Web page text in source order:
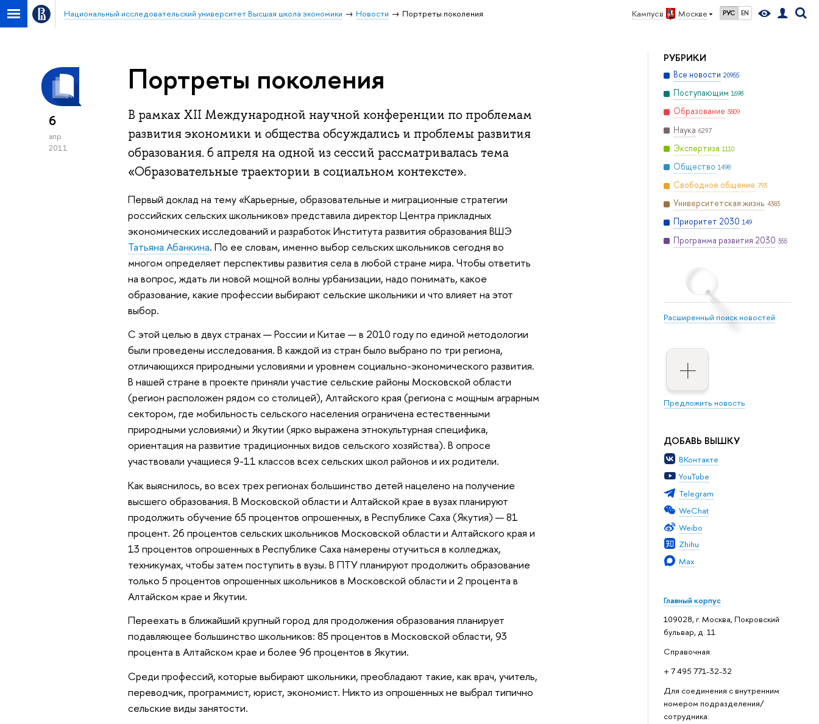
Кампус в Москве РУС EN
Национальный исследовательский университет Высшая школа экономики Новости Портреты поколения
РУБРИКИ
Все новости 20955
Поступающим 1698
Образование 3809
Наука 6297
Экспертиза 1110
Общество 1498
Свободное общение 793
Университетская жизнь 4383
Приоритет 2030 149
Программа развития 2030 355
Расширенный поиск новостей
Предложить новость
ДОБАВЬ ВЫШКУ
ВКонтакте
YouTube
Telegram
WeChat
Weibo
Zhihu
Max
Главный корпус
109028, г. Москва, Покровский
бульвар, д. 11
Справочная:
+ 7 495 771-32-32
Для соединения с внутренним
номером подразделения/
сотрудника:
6
апр
2011
Портреты поколения
В рамках XII Международной научной конференции по проблемам
развития экономики и общества обсуждались и проблемы развития
образования. 6 апреля на одной из сессий рассматривалась тема
«Образовательные траектории в социальном контексте».
Первый доклад на тему «Карьерные, образовательные и миграционные стратегии
российских сельских школьников» представила директор Центра прикладных
экономических исследований и разработок Института развития образования ВШЭ
Татьяна Абанкина. По ее словам, именно выбор сельских школьников сегодня во
многом определяет перспективы развития села в любой стране мира. Чтобы ответить
на вопрос, ждать ли новой мощной волны урбанизации, надо понимать, какое
образование, какие профессии выбирают сельские школьники и что влияет на этот
выбор.
С этой целью в двух странах — России и Китае — в 2010 году по единой методологии
были проведены исследования. В каждой из стран было выбрано по три региона,
отличающихся природными условиями и уровнем социально-экономического развития.
В нашей стране в проекте приняли участие сельские районы Московской области
(регион расположен рядом со столицей), Алтайского края (региона с мощным аграрным
сектором, где мобильность сельского населения ограничена естественными
природными условиями) и Якутии (ярко выражена этнокультурная специфика,
ориентация на развитие традиционных видов сельского хозяйства). В опросе
участвовали учащиеся 9-11 классов всех сельских школ районов и их родители.
Как выяснилось, во всех трех регионах большинство детей нацелено на получение
высшего образования. В Московской области и Алтайской крае в вузах планируют
продолжить обучение 65 процентов опрошенных, в Республике Саха (Якутия) — 81
процент. 26 процентов сельских школьников Московской области и Алтайского края и
13 процентов опрошенных в Республике Саха намерены отучиться в колледжах,
техникумах, чтобы затем поступить в вузы. В ПТУ планируют продолжить образование
только 5 процентов опрошенных школьников в Московской области и 2 процента в
Алтайском крае и Якутии.
Переехать в ближайший крупный город для продолжения образования планирует
подавляющее большинство школьников: 85 процентов в Московской области, 93
процента в Алтайском крае и более 96 процентов в Якутии.
Среди профессий, которые выбирают школьники, преобладают такие, как врач, учитель,
переводчик, программист, юрист, экономист. Никто из опрошенных не выбрал типично
сельские виды занятости.